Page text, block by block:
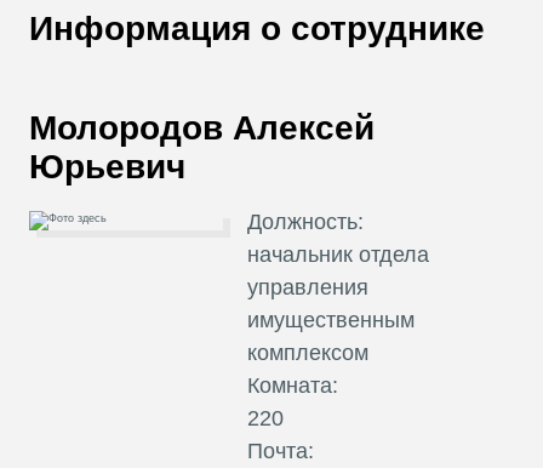
Т
Информация о сотруднике
Молородов Алексей
Юрьевич
Должность:
начальник отдела
управления
имущественным
комплексом
Комната:
220
Почта: